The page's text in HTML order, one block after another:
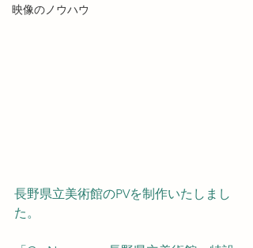
映像のノウハウ
長野県立美術館のPVを制作いたしまし
た。